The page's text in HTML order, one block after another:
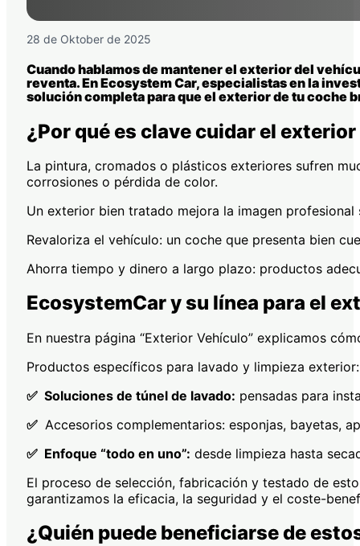
28 de Oktober de 2025
Cuando hablamos de mantener el exterior del
reventa. En Ecosystem Car, especialistas en la
solución completa para que el exterior de tu coche
¿Por qué es clave cuidar el
La pintura, cromados o plásticos exteriores sufren
corrosiones o pérdida de color.
Un exterior bien tratado mejora la imagen
Revaloriza el vehículo: un coche que presenta bien
Ahorra tiempo y dinero a largo plazo: productos
EcosystemCar y su línea para el
En nuestra página “Exterior Vehículo” explicamos
Productos específicos para lavado y limpieza
​✅ Soluciones de túnel de lavado: pensadas para
​✅ Accesorios complementarios: esponjas, bayetas,
​✅ Enfoque “todo en uno”: desde limpieza hasta
El proceso de selección, fabricación y testado de
garantizamos la eficacia, la seguridad y el coste-
¿Quién puede beneficiarse de